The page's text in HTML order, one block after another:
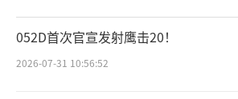
052D首次官宣发射鹰击20！
2026-07-31 10:56:52